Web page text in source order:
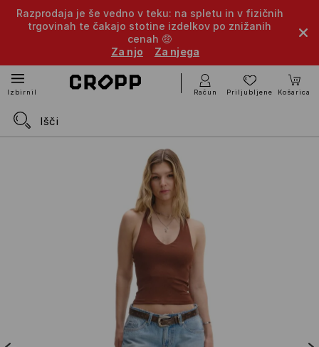
Razprodaja je še vedno v teku: na spletu in v fizičnih
trgovinah te čakajo stotine izdelkov po znižanih
cenah 🤑
Za njo
Za njega
Izbirnik Račun Priljubljene Košarica